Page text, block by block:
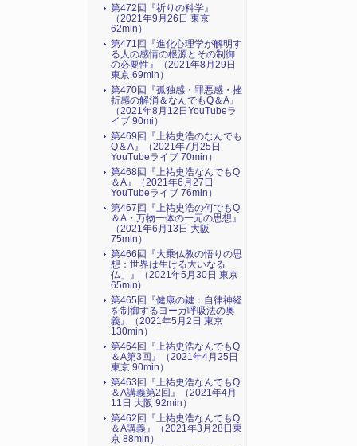
第472回『祈りの科学』
（2021年9月26日 東京
62min）
第471回『進化心理学が解明す
る人の感情の根源とその制御
の必要性』（2021年8月29日
東京 69min）
第470回『孤独感・罪悪感・挫
折感の解消＆なんでもQ＆A』
（2021年8月12日YouTubeラ
イブ 90mi）
第469回『上祐史浩のなんでも
Q＆A』（2021年7月25日
YouTubeライブ 70min）
第468回『上祐史浩なんでもQ
＆A』（2021年6月27日
YouTubeライブ 76min）
第467回『上祐史浩の何でもQ
＆A・万物一体の一元の思想』
（2021年6月13日 大阪
75min）
第466回『大乗仏教の悟りの思
想：世界は生ける大いなる
仏」』（2021年5月30日 東京
65min)
第465回『健康の鍵：自律神経
を制御するヨーガ呼吸法の奥
義』（2021年5月2日 東京
130min）
第464回『上祐史浩なんでもQ
＆A第3回』（2021年4月25日
東京 90min）
第463回『上祐史浩なんでもQ
＆A講義第2回』（2021年4月
11日 大阪 92min）
第462回『上祐史浩なんでもQ
＆A講義』（2021年3月28日東
京 88min）